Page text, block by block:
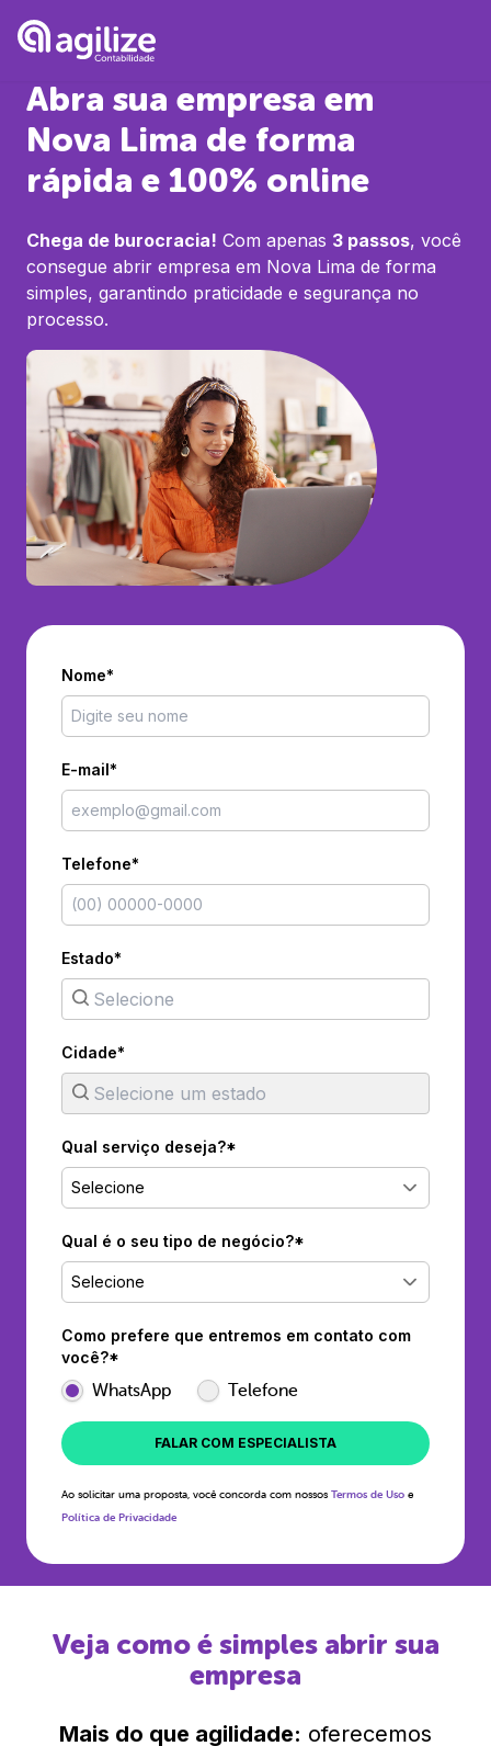
Abra sua empresa em
Nova Lima de forma
rápida e 100% online
Chega de burocracia! Com apenas 3 passos, você
consegue abrir empresa em Nova Lima de forma
simples, garantindo praticidade e segurança no
processo.
Nome*
E-mail*
Telefone*
Estado*
Cidade*
Qual serviço deseja?*
Selecione
Qual é o seu tipo de negócio?*
Selecione
Como prefere que entremos em contato com
você?*
WhatsApp Telefone
FALAR COM ESPECIALISTA
Ao solicitar uma proposta, você concorda com nossos Termos de Uso e
Política de Privacidade
Veja como é simples abrir sua
empresa
Mais do que agilidade: oferecemos